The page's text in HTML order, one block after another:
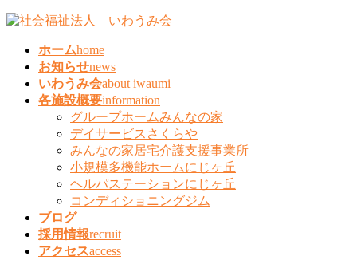
コ
ナ
ホームhome
お知らせnews
いわうみ会about iwaumi
各施設概要information
グループホームみんなの家
デイサービスさくらや
みんなの家居宅介護支援事業所
小規模多機能ホームにじヶ丘
ヘルパステーションにじヶ丘
コンディショニングジム
ブログ
採用情報recruit
アクセスaccess